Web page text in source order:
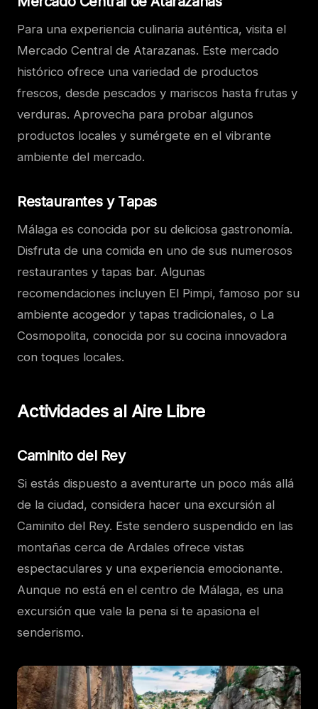
Para una experiencia culinaria auténtica, visita el
Mercado Central de Atarazanas. Este mercado
histórico ofrece una variedad de productos
frescos, desde pescados y mariscos hasta frutas y
verduras. Aprovecha para probar algunos
productos locales y sumérgete en el vibrante
ambiente del mercado.
Restaurantes y Tapas
Málaga es conocida por su deliciosa gastronomía.
Disfruta de una comida en uno de sus numerosos
restaurantes y tapas bar. Algunas
recomendaciones incluyen El Pimpi, famoso por su
ambiente acogedor y tapas tradicionales, o La
Cosmopolita, conocida por su cocina innovadora
con toques locales.
Actividades al Aire Libre
Caminito del Rey
Si estás dispuesto a aventurarte un poco más allá
de la ciudad, considera hacer una excursión al
Caminito del Rey. Este sendero suspendido en las
montañas cerca de Ardales ofrece vistas
espectaculares y una experiencia emocionante.
Aunque no está en el centro de Málaga, es una
excursión que vale la pena si te apasiona el
senderismo.